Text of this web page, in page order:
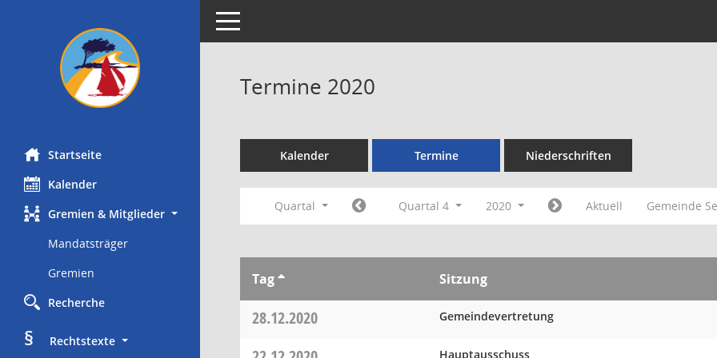
Startseite
Kalender
Gremien & Mitglieder
Mandatsträger
Gremien
Recherche
§
     Rechtstexte
Toggle navigation
Termine 2020
Kalender Termine Niederschriften
Quartal Quartal 4 2020 Aktuell Gemeinde
Tag Sitzung
28.12.2020 Gemeindevertretung
Hauptausschuss